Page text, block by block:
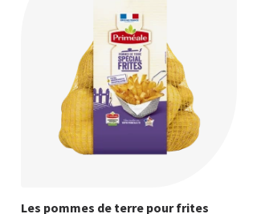
Les pommes de terre pour frites